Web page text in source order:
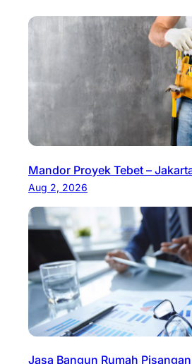
Mandor Proyek Tebet –
Aug 2, 2026
Jasa Bangun Rumah